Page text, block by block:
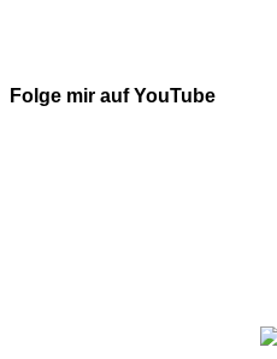
Folge mir auf YouTube